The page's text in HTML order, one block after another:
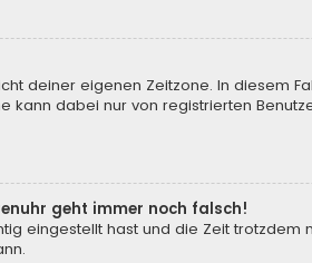
deiner eigenen Zeitzone. In diesem
kann dabei nur von registrierten
geht immer noch falsch!
eingestellt hast und die Zeit